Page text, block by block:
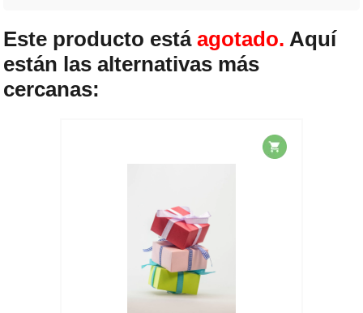
Este producto estáagotado. Aquí
están las alternativas más
cercanas: